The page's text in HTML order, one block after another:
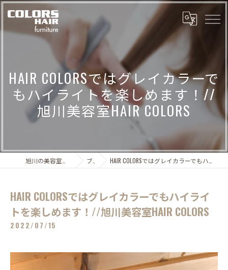
HAIR COLORSではグレイカラーで
もハイライトを楽しめます！//
旭川美容室HAIR COLORS
ブログ HAIR COLORSではグレイカラーでもハイライトを楽しめます！//旭川美容室HAIR COLORS
HAIR COLORSではグレイカラーでもハイライ
トを楽しめます！//旭川美容室HAIR COLORS
2022/07/15